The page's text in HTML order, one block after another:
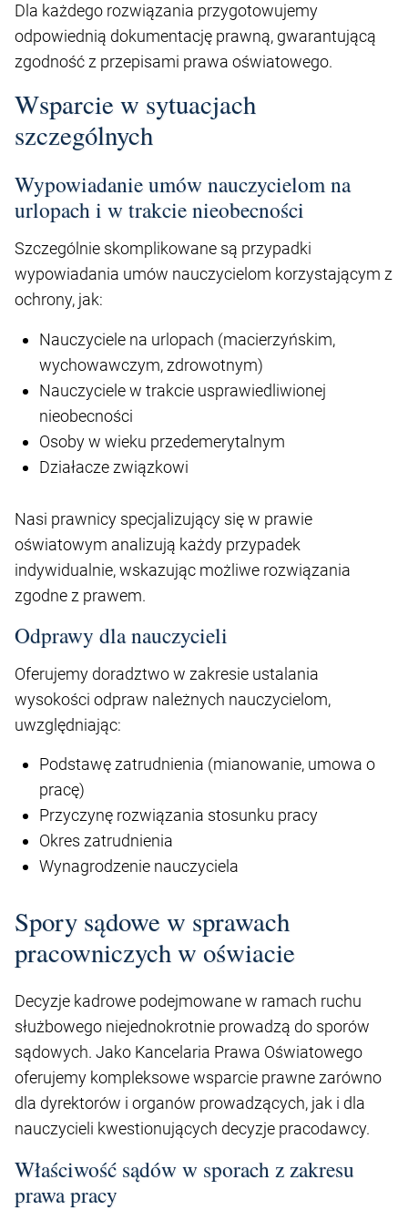
Dla każdego rozwiązania przygotowujemy
odpowiednią dokumentację prawną, gwarantującą
zgodność z przepisami prawa oświatowego.
Wsparcie w sytuacjach
szczególnych
Wypowiadanie umów nauczycielom na
urlopach i w trakcie nieobecności
Szczególnie skomplikowane są przypadki
wypowiadania umów nauczycielom korzystającym z
ochrony, jak:
Nauczyciele na urlopach (macierzyńskim,
wychowawczym, zdrowotnym)
Nauczyciele w trakcie usprawiedliwionej
nieobecności
Osoby w wieku przedemerytalnym
Działacze związkowi
Nasi prawnicy specjalizujący się w prawie
oświatowym analizują każdy przypadek
indywidualnie, wskazując możliwe rozwiązania
zgodne z prawem.
Odprawy dla nauczycieli
Oferujemy doradztwo w zakresie ustalania
wysokości odpraw należnych nauczycielom,
uwzględniając:
Podstawę zatrudnienia (mianowanie, umowa o
pracę)
Przyczynę rozwiązania stosunku pracy
Okres zatrudnienia
Wynagrodzenie nauczyciela
Spory sądowe w sprawach
pracowniczych w oświacie
Decyzje kadrowe podejmowane w ramach ruchu
służbowego niejednokrotnie prowadzą do sporów
sądowych. Jako Kancelaria Prawa Oświatowego
oferujemy kompleksowe wsparcie prawne zarówno
dla dyrektorów i organów prowadzących, jak i dla
nauczycieli kwestionujących decyzje pracodawcy.
Właściwość sądów w sporach z zakresu
prawa pracy